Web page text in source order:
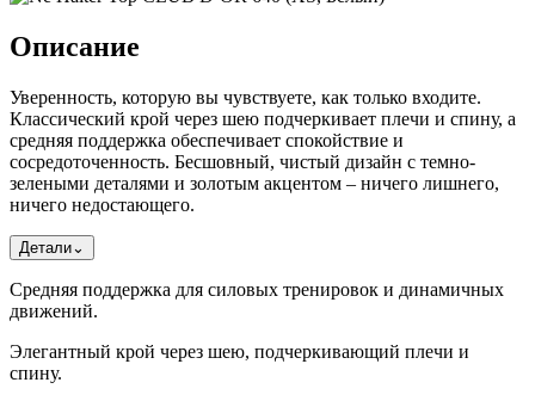
Описание
Уверенность, которую вы чувствуете, как только входите.
Классический крой через шею подчеркивает плечи и спину, а
средняя поддержка обеспечивает спокойствие и
сосредоточенность. Бесшовный, чистый дизайн с темно-
зелеными деталями и золотым акцентом – ничего лишнего,
ничего недостающего.
Детали⌄
Средняя поддержка для силовых тренировок и динамичных
движений.
Элегантный крой через шею, подчеркивающий плечи и
спину.